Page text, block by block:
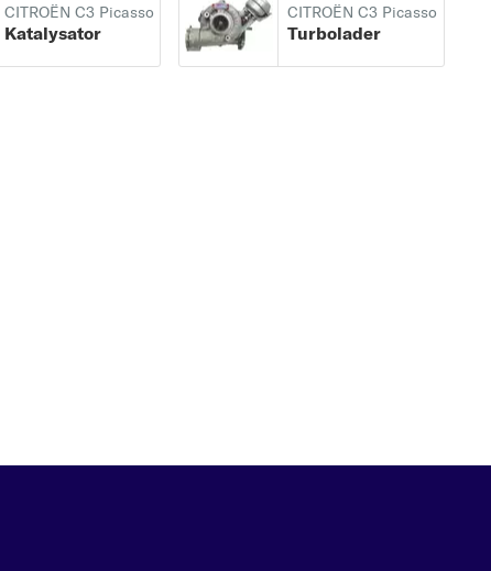
CITROËN C3 Picasso
Katalysator
CITROËN C3 Picasso
Turbolader